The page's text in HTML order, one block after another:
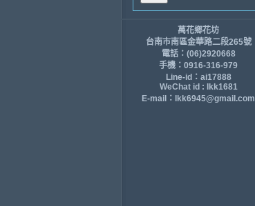
萬花鄉花坊
台南市南區金華路二段265號
電話：(06)2920668
手機：0916-316-979
Line-id：ai17888
WeChat id : lkk1681
E-mail：lkk6945@gmail.com